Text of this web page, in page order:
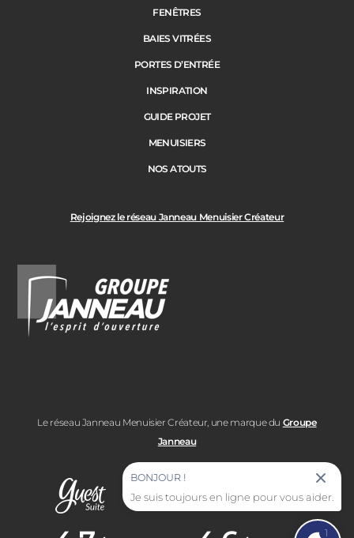
Rejoignez le réseau Janneau Menuisier Créateur
Le réseau Janneau Menuisier Créateur, une marque du Groupe
Janneau
FENÊTRES
BAIES VITRÉES
PORTES D’ENTRÉE
INSPIRATION
GUIDE PROJET
MENUISIERS
NOS ATOUTS
Note moyenne : Note moyenne : 1
BONJOUR !
Je suis toujours en ligne pour vous aider.